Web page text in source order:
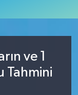
ve 1
Tahmini